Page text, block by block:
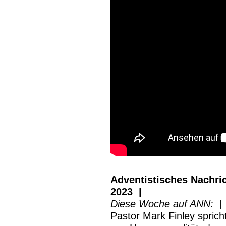
Adventistisches
2023 |
Diese Woche auf ANN: |
Pastor Mark Finley